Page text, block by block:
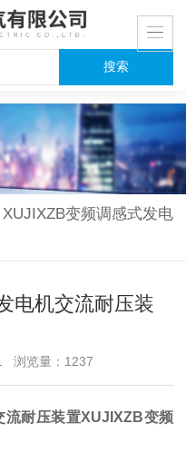
XUJIXZB变频调感式发电
电机交流耐压装
浏览量：1237
耐压装置XUJIXZB变频